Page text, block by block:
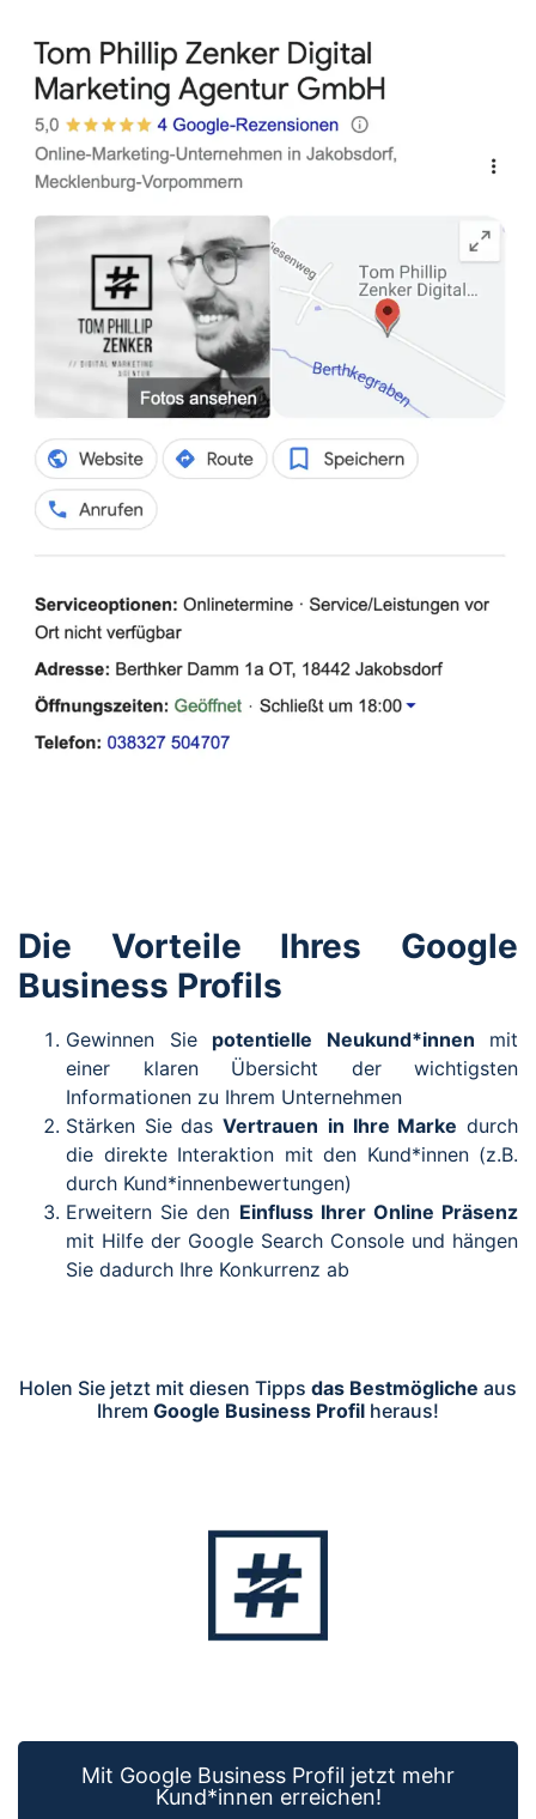
Die Vorteile Ihres Google
Business Profils
Gewinnen Sie potentielle Neukund*innen mit
einer klaren Übersicht der wichtigsten
Informationen zu Ihrem Unternehmen
Stärken Sie dasVertrauen in Ihre Marke durch
die direkte Interaktion mit den Kund*innen (z.B.
durch Kund*innenbewertungen)
Erweitern Sie den Einfluss Ihrer Online Präsenz
mit Hilfe der Google Search Console und hängen
Sie dadurch Ihre Konkurrenz ab
Holen Sie jetzt mit diesen Tipps das Bestmögliche aus
Ihrem Google Business Profil heraus!
Mit Google Business Profil jetzt mehr
Kund*innen erreichen!